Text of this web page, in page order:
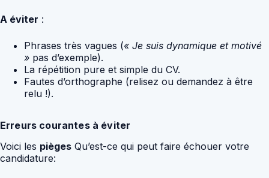
A éviter :
Phrases très vagues (« Je suis dynamique et motivé
» pas d’exemple).
La répétition pure et simple du CV.
Fautes d’orthographe (relisez ou demandez à être
relu !).
Erreurs courantes à éviter
Voici les pièges Qu’est-ce qui peut faire échouer votre
candidature: